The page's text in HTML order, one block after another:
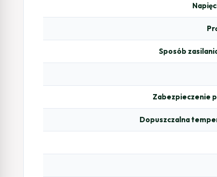
Sposób
Zabezpieczenie
Dopuszczalna